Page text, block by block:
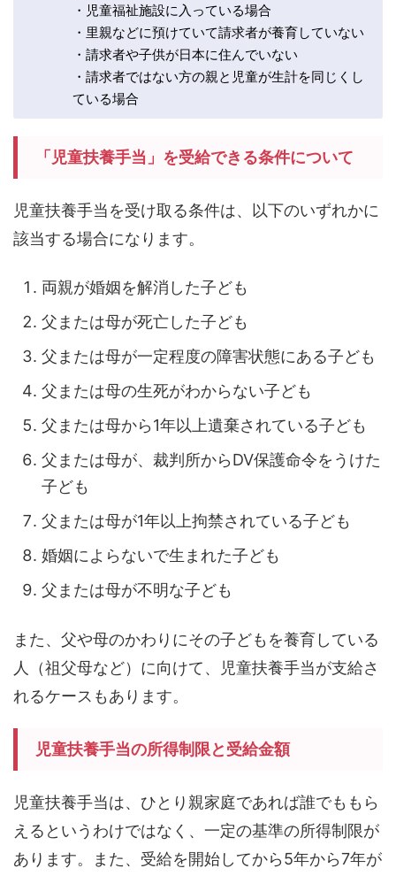
・児童福祉施設に入っている場合
・里親などに預けていて請求者が養育していない
・請求者や子供が日本に住んでいない
・請求者ではない方の親と児童が生計を同じくし
ている場合
「児童扶養手当」を受給できる条件について
児童扶養手当を受け取る条件は、以下のいずれかに
該当する場合になります。
両親が婚姻を解消した子ども
父または母が死亡した子ども
父または母が一定程度の障害状態にある子ども
父または母の生死がわからない子ども
父または母から1年以上遺棄されている子ども
父または母が、裁判所からDV保護命令をうけた
子ども
父または母が1年以上拘禁されている子ども
婚姻によらないで生まれた子ども
父または母が不明な子ども
また、父や母のかわりにその子どもを養育している
人（祖父母など）に向けて、児童扶養手当が支給さ
れるケースもあります。
児童扶養手当の所得制限と受給金額
児童扶養手当は、ひとり親家庭であれば誰でももら
えるというわけではなく、一定の基準の所得制限が
あります。また、受給を開始してから5年から7年が